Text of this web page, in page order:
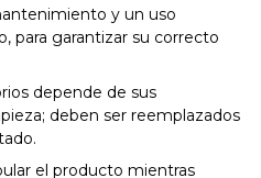
y un uso
para garantizar su correcto
depende de sus
deben ser reemplazados
el producto mientras